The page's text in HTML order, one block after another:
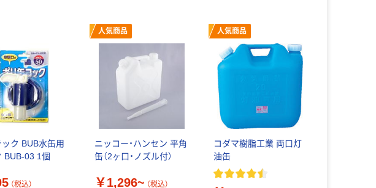
ク BUB水缶用
BUB-03 1個
（税込）
人気商品
ニッコー・ハンセン 平角
缶（2ヶ口・ノズル付）
￥1,296~ （税込）
人気商品
コダマ樹脂工業 両口灯
油缶